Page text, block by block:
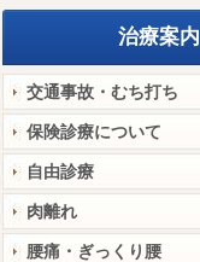
治療案内
交通事故・むち打ち
保険診療について
自由診療
肉離れ
腰痛・ぎっくり腰